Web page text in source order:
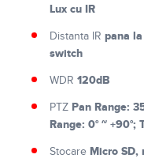
Lux cu IR
Distanta IR pana
switch
WDR 120dB
PTZ Pan Range:
Range: 0° ~ +90°;
Stocare Micro SD,